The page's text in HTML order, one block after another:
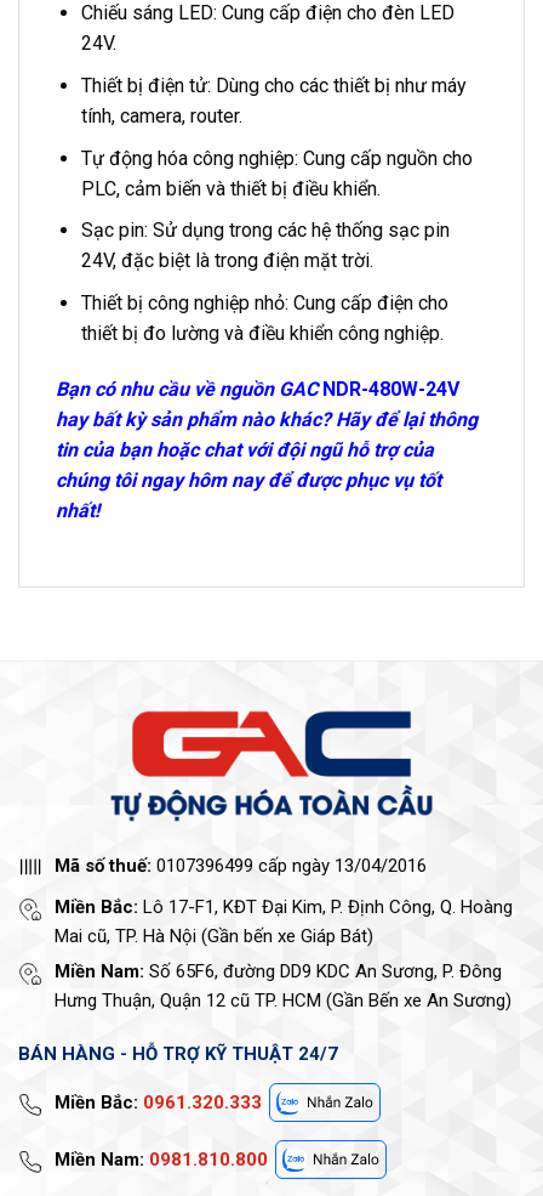
Chiếu sáng LED: Cung cấp điện cho đèn LED
24V.
Thiết bị điện tử: Dùng cho các thiết bị như máy
tính, camera, router.
Tự động hóa công nghiệp: Cung cấp nguồn cho
PLC, cảm biến và thiết bị điều khiển.
Sạc pin: Sử dụng trong các hệ thống sạc pin
24V, đặc biệt là trong điện mặt trời.
Thiết bị công nghiệp nhỏ: Cung cấp điện cho
thiết bị đo lường và điều khiển công nghiệp.
Bạn có nhu cầu về nguồn GACNDR-480W-24V
hay bất kỳ sản phẩm nào khác? Hãy để lại thông
tin của bạn hoặc chat với đội ngũ hỗ trợ của
chúng tôingay hôm nay để được phục vụ tốt
nhất!
Mã số thuế: 0107396499 cấp ngày 13/04/2016
Miền Bắc: Lô 17-F1, KĐT Đại Kim, P. Định Công, Q. Hoàng
Mai cũ, TP. Hà Nội (Gần bến xe Giáp Bát)
Miền Nam: Số 65F6, đường DD9 KDC An Sương, P. Đông
Hưng Thuận, Quận 12 cũ TP. HCM (Gần Bến xe An Sương)
BÁN HÀNG - HỖ TRỢ KỸ THUẬT 24/7
Miền Bắc: 0961.320.333
Miền Nam: 0981.810.800